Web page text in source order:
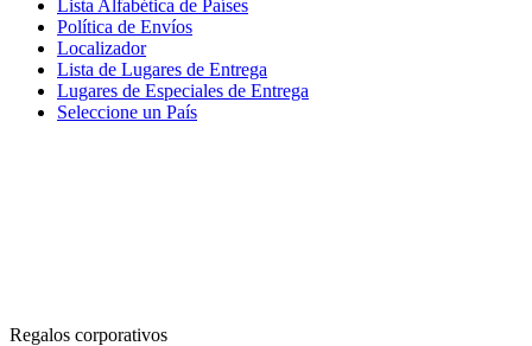
Lista Alfabética de Países
Política de Envíos
Localizador
Lista de Lugares de Entrega
Lugares de Especiales de Entrega
Seleccione un País
Regalos corporativos